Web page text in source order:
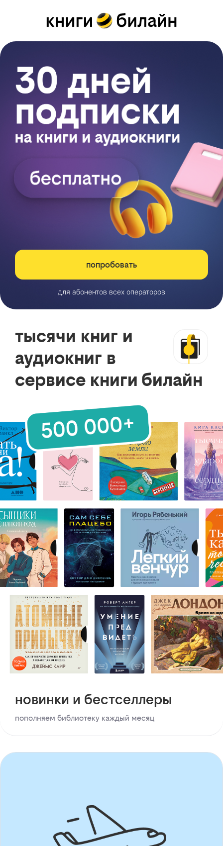
попробовать
для абонентов всех операторов
тысячи книг и
аудиокниг в
сервисе книги билайн
новинки и бестселлеры
пополняем библиотеку каждый месяц